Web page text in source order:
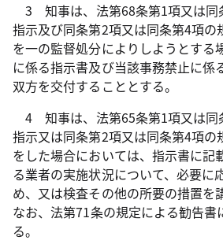
3 知事は、法第68条第1項又は同
指示及び同条第2項又は同条第4項の
を一の監督処分によりしようとする
に係る指示書及び当該事務禁止に係
双方を交付することとする。
4 知事は、法第65条第1項又は同
指示又は同条第2項又は同条第4項の
をした場合においては、指示書に記
る業者の実施状況について、必要に
め、又は検査その他の所要の措置を
なお、法第71条の規定による勧告書
る。